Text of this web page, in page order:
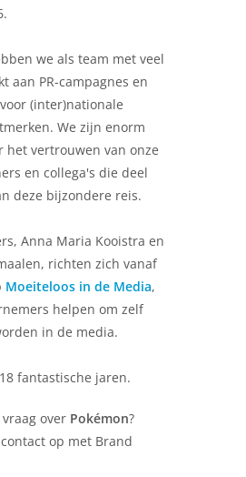
we als team met veel
aan PR-campagnes en
(inter)nationale
We zijn enorm
het vertrouwen van onze
en collega's die deel
deze bijzondere reis.
Anna Maria Kooistra en
richten zich vanaf
Moeiteloos in de Media,
helpen om zelf
in de media.
fantastische jaren.
over Pokémon?
op met Brand